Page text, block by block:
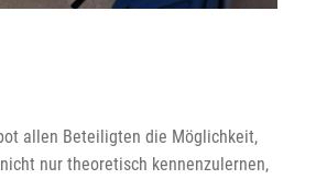
allen Beteiligten die Möglichkeit,
nur theoretisch kennenzulernen,